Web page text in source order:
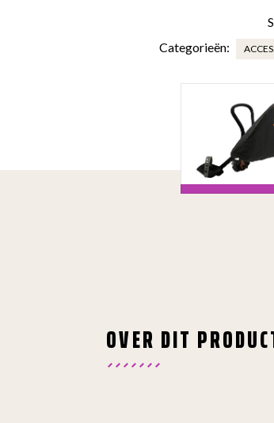
Categorieën:
OVER DIT